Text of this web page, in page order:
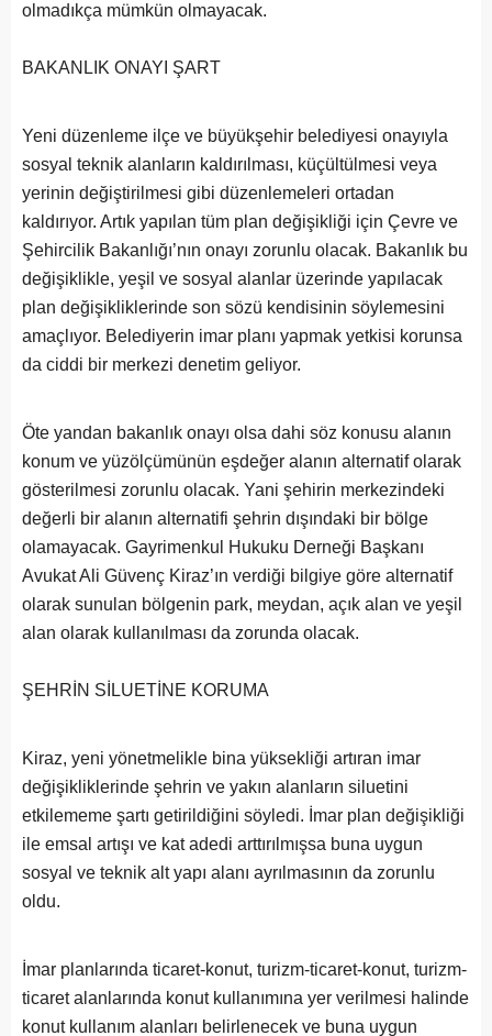
olmadıkça mümkün olmayacak.
BAKANLIK ONAYI ŞART
Yeni düzenleme ilçe ve büyükşehir belediyesi onayıyla
sosyal teknik alanların kaldırılması, küçültülmesi veya
yerinin değiştirilmesi gibi düzenlemeleri ortadan
kaldırıyor. Artık yapılan tüm plan değişikliği için Çevre ve
Şehircilik Bakanlığı’nın onayı zorunlu olacak. Bakanlık bu
değişiklikle, yeşil ve sosyal alanlar üzerinde yapılacak
plan değişikliklerinde son sözü kendisinin söylemesini
amaçlıyor. Belediyerin imar planı yapmak yetkisi korunsa
da ciddi bir merkezi denetim geliyor.
Öte yandan bakanlık onayı olsa dahi söz konusu alanın
konum ve yüzölçümünün eşdeğer alanın alternatif olarak
gösterilmesi zorunlu olacak. Yani şehirin merkezindeki
değerli bir alanın alternatifi şehrin dışındaki bir bölge
olamayacak. Gayrimenkul Hukuku Derneği Başkanı
Avukat Ali Güvenç Kiraz’ın verdiği bilgiye göre alternatif
olarak sunulan bölgenin park, meydan, açık alan ve yeşil
alan olarak kullanılması da zorunda olacak.
ŞEHRİN SİLUETİNE KORUMA
Kiraz, yeni yönetmelikle bina yüksekliği artıran imar
değişikliklerinde şehrin ve yakın alanların siluetini
etkilememe şartı getirildiğini söyledi. İmar plan değişikliği
ile emsal artışı ve kat adedi arttırılmışsa buna uygun
sosyal ve teknik alt yapı alanı ayrılmasının da zorunlu
oldu.
İmar planlarında ticaret-konut, turizm-ticaret-konut, turizm-
ticaret alanlarında konut kullanımına yer verilmesi halinde
konut kullanım alanları belirlenecek ve buna uygun